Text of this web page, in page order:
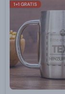
1+1 GRATIS